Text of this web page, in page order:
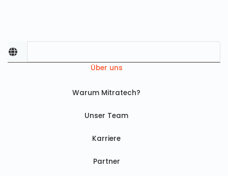
Über uns
Warum Mitratech?
Unser Team
Karriere
Partner